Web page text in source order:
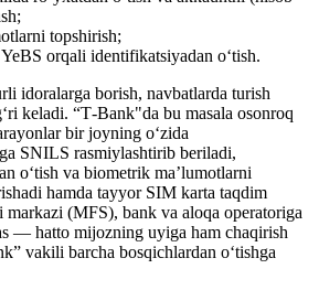
topshirish;
orqali identifikatsiyadan o‘tish.
idoralarga borish, navbatlarda turish
keladi. “T‑Bank"da bu masala osonroq
bir joyning o‘zida
SNILS rasmiylashtirib beriladi,
o‘tish va biometrik ma’lumotlarni
hamda tayyor SIM karta taqdim
(MFS), bank va aloqa operatoriga
— hatto mijozning uyiga ham chaqirish
vakili barcha bosqichlardan o‘tishga